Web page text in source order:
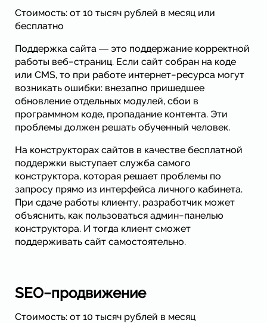
Стоимость: от 10 тысяч рублей в месяц или
бесплатно
Поддержка сайта ― это поддержание корректной
работы веб−страниц. Если сайт собран на коде
или CMS, то при работе интернет−ресурса могут
возникать ошибки: внезапно пришедшее
обновление отдельных модулей, сбои в
программном коде, пропадание контента. Эти
проблемы должен решать обученный человек.
На конструкторах сайтов в качестве бесплатной
поддержки выступает служба самого
конструктора, которая решает проблемы по
запросу прямо из интерфейса личного кабинета.
При сдаче работы клиенту, разработчик может
объяснить, как пользоваться админ−панелью
конструктора. И тогда клиент сможет
поддерживать сайт самостоятельно.
SЕО−продвижение
Стоимость: от 10 тысяч рублей в месяц